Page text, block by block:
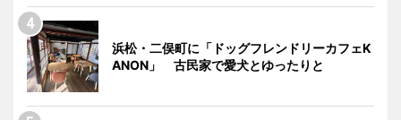
浜松・二俣町に「ドッグフレンドリーカフェK
ANON」 古民家で愛犬とゆったりと